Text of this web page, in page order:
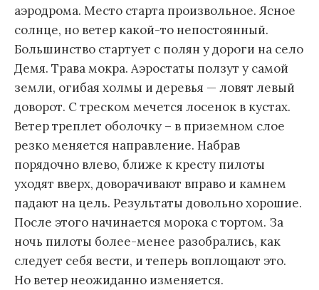
аэродрома. Место старта произвольное. Ясное
солнце, но ветер какой-то непостоянный.
Большинство стартует с полян у дороги на село
Демя. Трава мокра. Аэростаты ползут у самой
земли, огибая холмы и деревья — ловят левый
доворот. С треском мечется лосенок в кустах.
Ветер треплет оболочку – в приземном слое
резко меняется направление. Набрав
порядочно влево, ближе к кресту пилоты
уходят вверх, доворачивают вправо и камнем
падают на цель. Результаты довольно хорошие.
После этого начинается морока с тортом. За
ночь пилоты более-менее разобрались, как
следует себя вести, и теперь воплощают это.
Но ветер неожиданно изменяется.